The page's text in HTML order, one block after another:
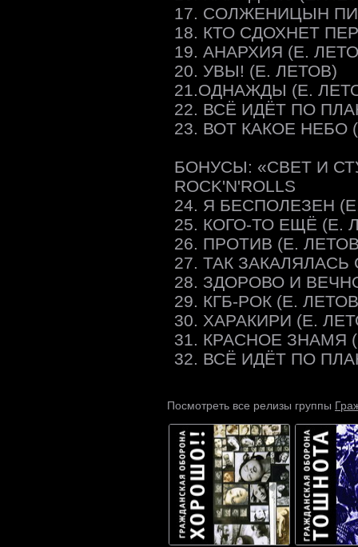
17. СОЛЖЕНИЦЫН
18. КТО СДОХНЕТ
19. АНАРХИЯ (Е.
20. УВЫ! (Е. ЛЕТОВ)
21.ОДНАЖДЫ (Е.
22. ВСЁ ИДЁТ ПО
23. ВОТ КАКОЕ НЕБО
БОНУСЫ: «СВЕТ И
ROCK'N'ROLLS
24. Я БЕСПОЛЕЗЕН
25. КОГО-ТО ЕЩЁ (Е.
26. ПРОТИВ (Е.
27. ТАК ЗАКАЛЯЛАСЬ
28. ЗДОРОВО И
29. КГБ-РОК (Е.
30. ХАРАКИРИ (Е.
31. КРАСНОЕ ЗНАМЯ
32. ВСЁ ИДЁТ ПО
Посмотреть все релизы группы